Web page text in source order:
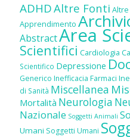
ADHDAltre Fonti
Apprendimento
AbstractArea
Scientifici Cardiologia
Scientifico Depressione
Generico Inefficacia Farmaci
di Sanità Miscellanea
Mortalità Neurologia
Nazionale Soggetti Animali
Umani Soggetti Umani